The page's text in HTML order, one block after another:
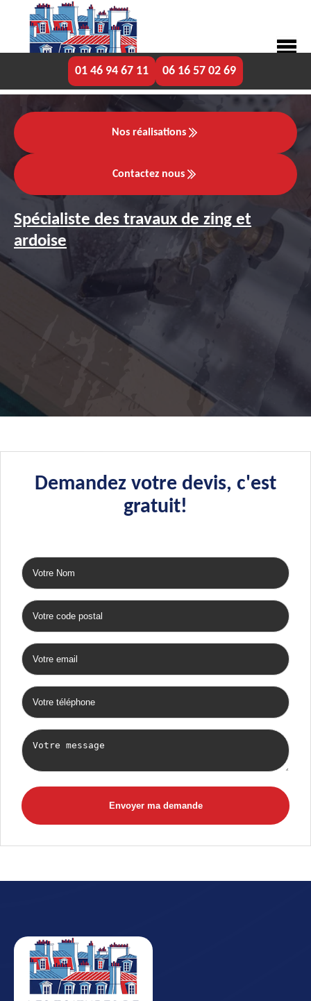
01 46 94 67 11 06 16 57 02 69
Nos réalisations
Contactez nous
Spécialiste des travaux de zing et
ardoise
Demandez votre devis, c'est
gratuit!